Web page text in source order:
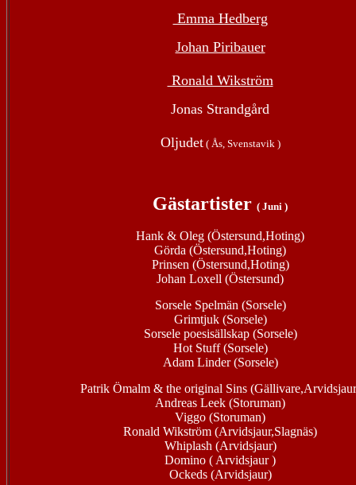
Emma Hedberg
Johan Piribauer
Ronald Wikström
Jonas Strandgård
Oljudet ( Ås, Svenstavik )
Gästartister ( Juni )
Hank & Oleg (Östersund,Hoting)
Görda (Östersund,Hoting)
Prinsen (Östersund,Hoting)
Johan Loxell (Östersund)
Sorsele Spelmän (Sorsele)
Grimtjuk (Sorsele)
Sorsele poesisällskap (Sorsele)
Hot Stuff (Sorsele)
Adam Linder (Sorsele)
Patrik Ömalm & the original Sins
Andreas Leek (Storuman)
Viggo (Storuman)
Ronald Wikström (Arvidsjaur,Slagnäs)
Whiplash (Arvidsjaur)
Domino ( Arvidsjaur )
Ockeds (Arvidsjaur)